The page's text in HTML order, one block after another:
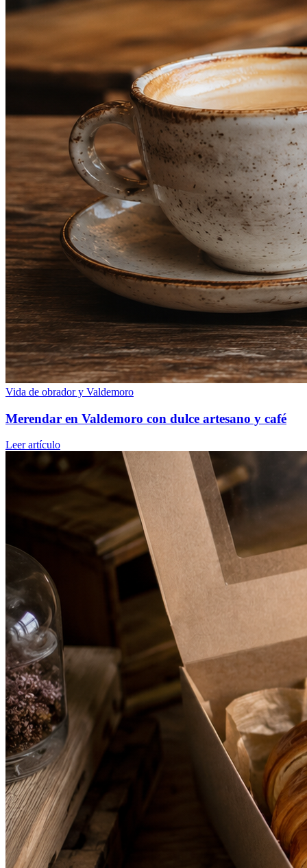
Vida de obrador y Valdemoro
Merendar en Valdemoro con dulce artesano y café
Leer artículo